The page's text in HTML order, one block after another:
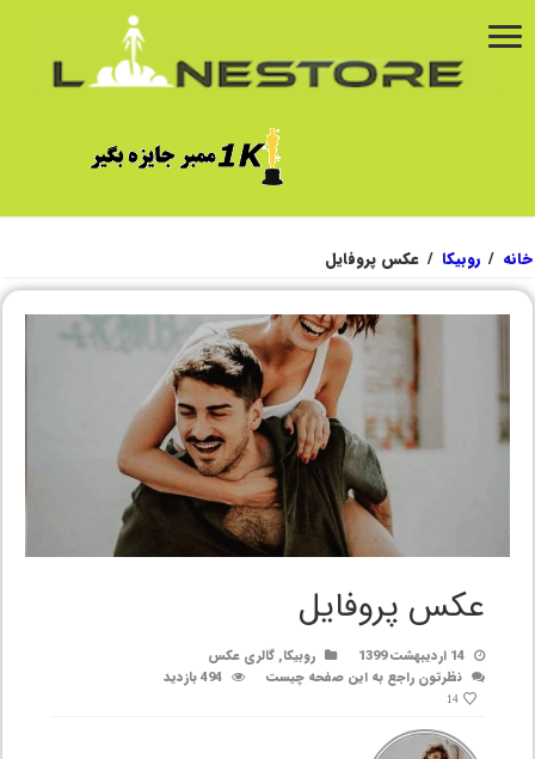
خانه / روبیکا / عکس پروفایل
عکس پروفایل
14 اردیبهشت 1399 روبیکا,گالری عکس
نظرتون راجع به این صفحه چیست
494 بازدید
14